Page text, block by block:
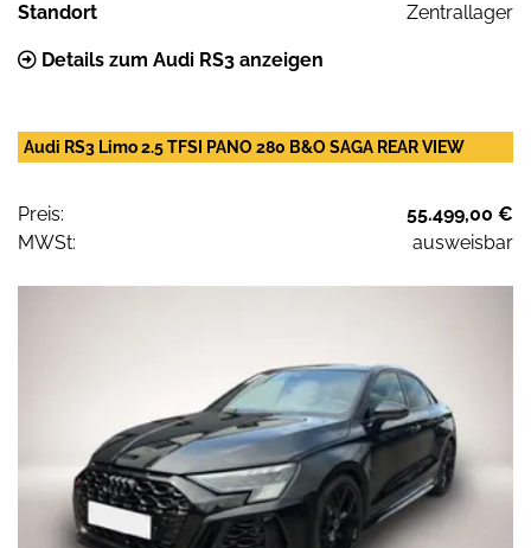
Standort Zentrallager
Details zum Audi RS3 anzeigen
Audi RS3 Limo 2.5 TFSI PANO 280 B&O SAGA REAR VIEW
Preis:
55.499,00 €
MWSt:
ausweisbar